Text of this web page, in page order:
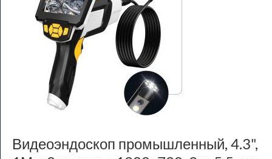
Видеоэндоскоп промышленный, 4.3",